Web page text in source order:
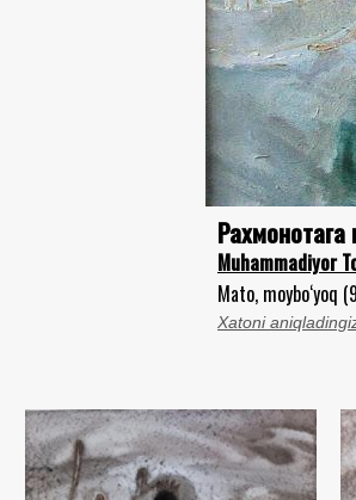
Muhammadiyor
Mato, moybo‘yoq
Xatoni